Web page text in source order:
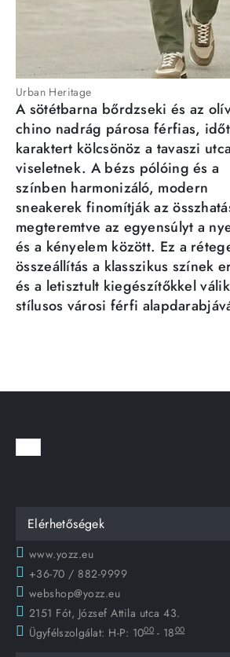
Urban Heritage
A sötétbarna bőrdzseki és az
chino nadrág párosa férfias,
karaktert kölcsönöz a tavaszi
viseletnek. A bézs pólóing és a
színben harmonizáló, modern
sneakerek finomítják az
megteremtve az egyensúlyt a
és a kényelem között. Ez a
összeállítás a klasszikus színek
és a letisztult kiegészítőkkel
stílusos városi férfi
Elérhetőségek
www.yozz.eu
+36-70 / 882-9999
webshop@yozz.eu
2151 Fót, József Attila utca 43.
Ügyfélszolgálat: H-P: 1000 - 1800